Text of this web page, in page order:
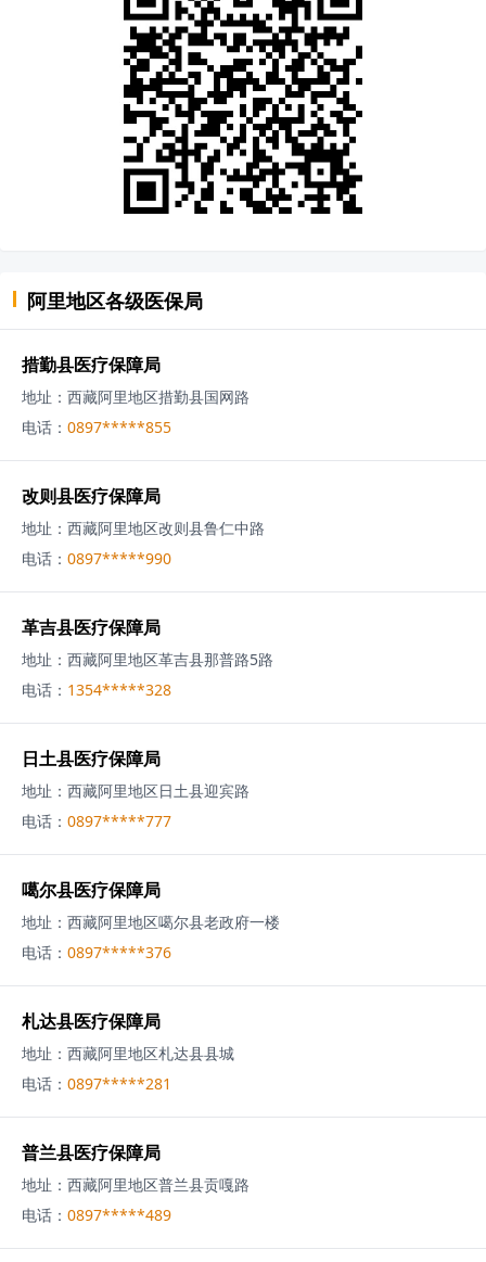
阿里地区各级医保局
措勤县医疗保障局
地址： 西藏阿里地区措勤县国网路
电话： 0897*****855
改则县医疗保障局
地址： 西藏阿里地区改则县鲁仁中路
电话： 0897*****990
革吉县医疗保障局
地址： 西藏阿里地区革吉县那普路5路
电话： 1354*****328
日土县医疗保障局
地址： 西藏阿里地区日土县迎宾路
电话： 0897*****777
噶尔县医疗保障局
地址： 西藏阿里地区噶尔县老政府一楼
电话： 0897*****376
札达县医疗保障局
地址： 西藏阿里地区札达县县城
电话： 0897*****281
普兰县医疗保障局
地址： 西藏阿里地区普兰县贡嘎路
电话： 0897*****489